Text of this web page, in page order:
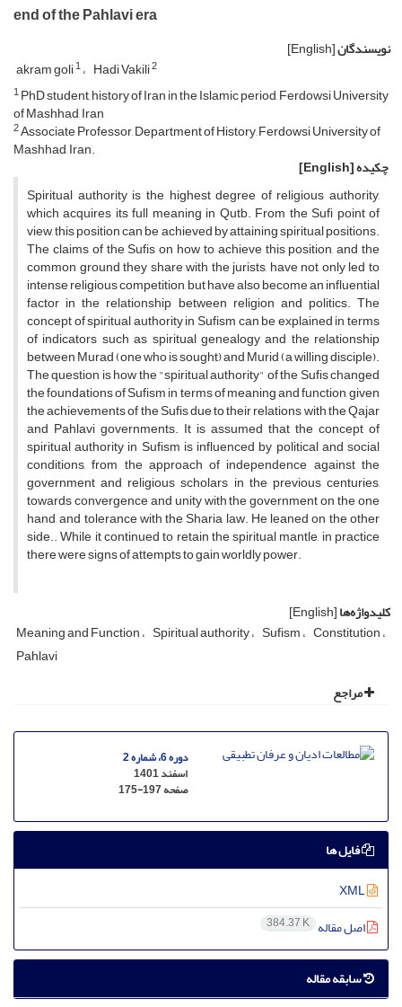
end of the Pahlavi era
نویسندگان[English]
akram goli1 Hadi Vakili2
1PhD student, history of Iran in the Islamic period, Ferdowsi University
of Mashhad, Iran
2Associate Professor, Department of History, Ferdowsi University of
Mashhad, Iran.
چکیده[English]
Spiritual authority is the highest degree of religious authority,
which acquires its full meaning in Qutb. From the Sufi point of
view, this position can be achieved by attaining spiritual positions.
The claims of the Sufis on how to achieve this position, and the
common ground they share with the jurists, have not only led to
intense religious competition, but have also become an influential
factor in the relationship between religion and politics. The
concept of spiritual authority in Sufism can be explained in terms
of indicators such as spiritual genealogy and the relationship
between Murad (one who is sought) and Murid (a willing disciple).
The question is how the "spiritual authority" of the Sufis changed
the foundations of Sufism in terms of meaning and function, given
the achievements of the Sufis due to their relations with the Qajar
and Pahlavi governments. It is assumed that the concept of
spiritual authority in Sufism is influenced by political and social
conditions, from the approach of independence against the
government and religious scholars in the previous centuries,
towards convergence and unity with the government on the one
hand, and tolerance with the Sharia law. He leaned on the other
side.. While it continued to retain the spiritual mantle, in practice
there were signs of attempts to gain worldly power.
کلیدواژه‌ها[English]
Meaning and Function Spiritual authority Sufism Constitution
Pahlavi
مراجع
دوره 6، شماره 2
اسفند 1401
صفحه175-197
فایل ها
اصل مقاله 384.37 K
سابقه مقاله